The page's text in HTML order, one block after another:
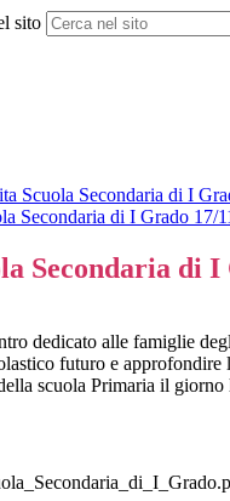
sito
Scuola Secondaria di I
Secondaria di I Grado 17/
Secondaria di I
dedicato alle famiglie
futuro e
scuola Primaria il